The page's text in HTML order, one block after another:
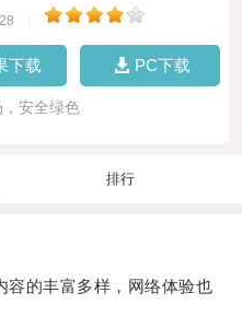
下载 PC下载
安全绿色
排行
的丰富多样，网络体验也